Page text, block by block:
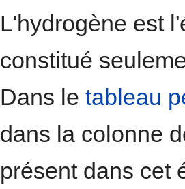
L'hydrogène est
constitué
Dans le tableau
dans la colonne
présent dans cet